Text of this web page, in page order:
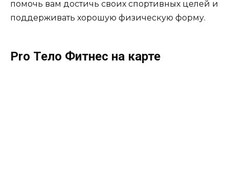
помочь вам достичь своих спортивных целей и
поддерживать хорошую физическую форму.
Pro Тело Фитнес на карте